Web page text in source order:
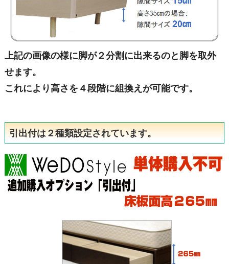
上記の画像の様に脚が２分割に出来るのと脚を取外
せます。
これにより高さを４段階に組換えが可能です。
引出付は２種類設定されています。